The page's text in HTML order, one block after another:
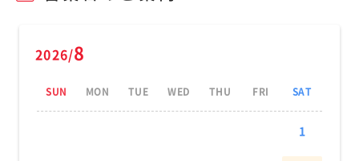
2026/8
SUN MON TUE WED THU FRI SAT
1